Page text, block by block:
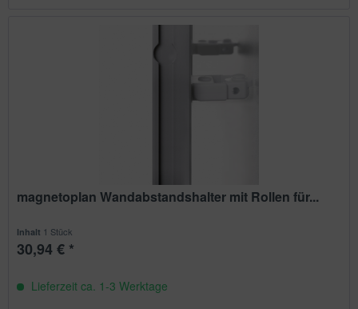
magnetoplan Wandabstandshalter mit Rollen für...
Inhalt 1 Stück
30,94 € *
Lieferzeit ca. 1-3 Werktage